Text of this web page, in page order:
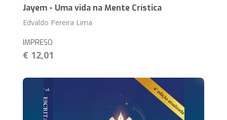
Jayem - Uma vida na Mente Crística
Edvaldo Pereira Lima
IMPRESO
€ 12,01